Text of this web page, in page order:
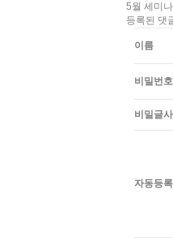
5월 세미
등록된 댓
이름
비밀번호
비밀글
자동등